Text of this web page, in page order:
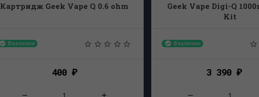
Картридж Geek Vape Q 0.6 ohm
В наличии
400 ₽
Geek Vape Digi-Q
Kit
В наличии
3 390 ₽